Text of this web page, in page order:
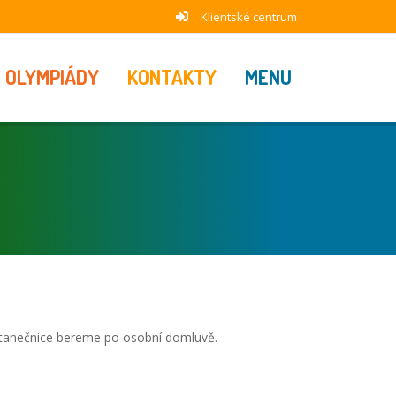
Klientské centrum
OLYMPIÁDY KONTAKTY MENU
bereme po osobní domluvě.